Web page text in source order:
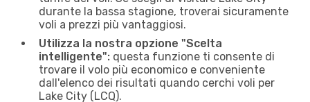
durante la bassa stagione, troverai sicuramente
voli a prezzi più vantaggiosi.
Utilizza la nostra opzione "Scelta
intelligente": questa funzione ti consente di
trovare il volo più economico e conveniente
dall'elenco dei risultati quando cerchi voli per
Lake City (LCQ).